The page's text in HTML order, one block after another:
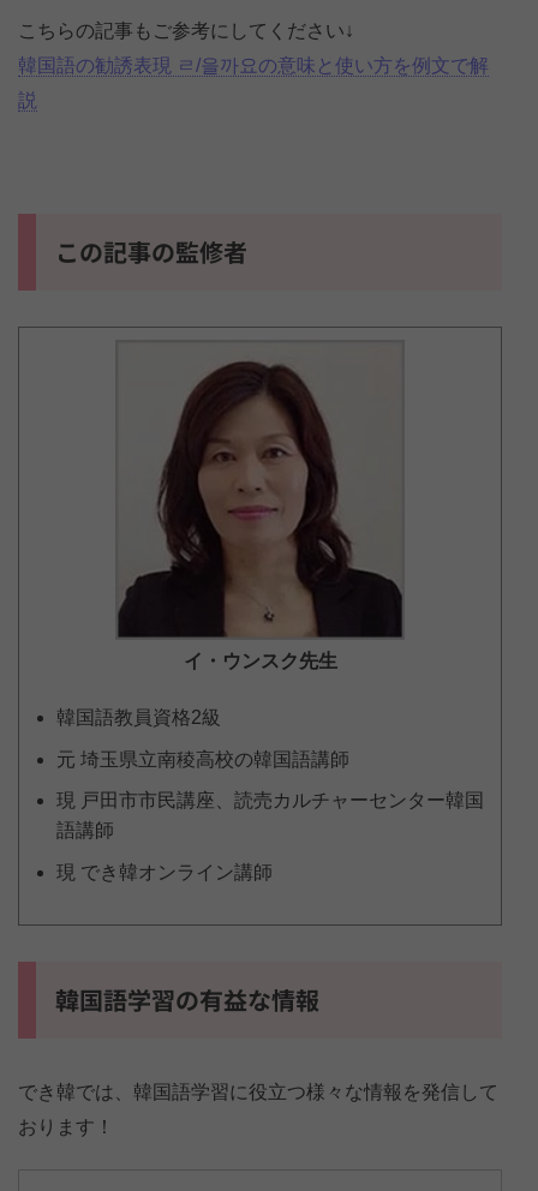
こちらの記事もご参考にしてください↓
韓国語の勧誘表現 ㄹ/을까요の意味と使い方を例文で解
説
この記事の監修者
イ・ウンスク先生
韓国語教員資格2級
元 埼玉県立南稜高校の韓国語講師
現 戸田市市民講座、読売カルチャーセンター韓国
語講師
現 でき韓オンライン講師
韓国語学習の有益な情報
でき韓では、韓国語学習に役立つ様々な情報を発信して
おります！